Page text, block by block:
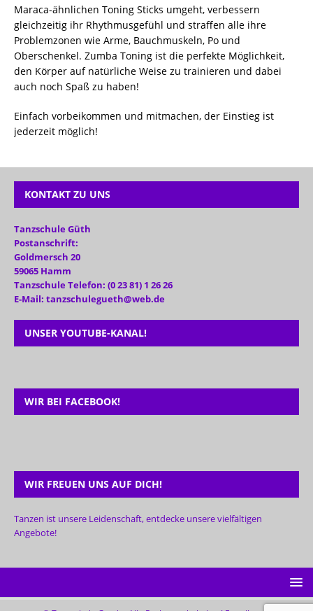
Maraca-ähnlichen Toning Sticks umgeht, verbessern
gleichzeitig ihr Rhythmusgefühl und straffen alle ihre
Problemzonen wie Arme, Bauchmuskeln, Po und
Oberschenkel. Zumba Toning ist die perfekte Möglichkeit,
den Körper auf natürliche Weise zu trainieren und dabei
auch noch Spaß zu haben!
Einfach vorbeikommen und mitmachen, der Einstieg ist
jederzeit möglich!
KONTAKT ZU UNS
Tanzschule Güth
Postanschrift:
Goldmersch 20
59065 Hamm
Tanzschule Telefon: (0 23 81) 1 26 26
E-Mail: tanzschulegueth@web.de
UNSER YOUTUBE-KANAL!
WIR BEI FACEBOOK!
WIR FREUEN UNS AUF DICH!
Tanzen ist unsere Leidenschaft, entdecke unsere vielfältigen
Angebote!